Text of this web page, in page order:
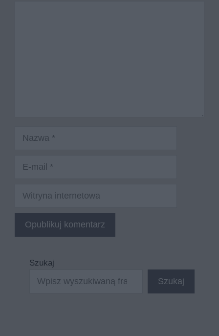
Nazwa
Witryna
Szukaj
Szukaj